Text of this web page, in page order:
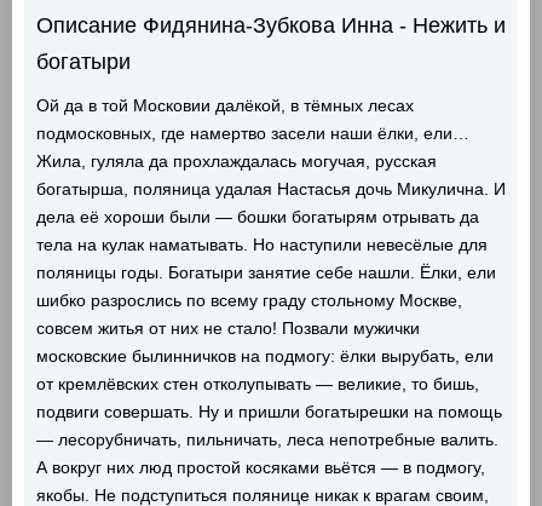
Описание Фидянина-Зубкова Инна - Нежить и
богатыри
Ой да в той Московии далёкой, в тёмных лесах
подмосковных, где намертво засели наши ёлки, ели…
Жила, гуляла да прохлаждалась могучая, русская
богатырша, поляница удалая Настасья дочь Микулична. И
дела её хороши были — бошки богатырям отрывать да
тела на кулак наматывать. Но наступили невесёлые для
поляницы годы. Богатыри занятие себе нашли. Ёлки, ели
шибко разрослись по всему граду стольному Москве,
совсем житья от них не стало! Позвали мужички
московские былинничков на подмогу: ёлки вырубать, ели
от кремлёвских стен отколупывать — великие, то бишь,
подвиги совершать. Ну и пришли богатырешки на помощь
— лесорубничать, пильничать, леса непотребные валить.
А вокруг них люд простой косяками вьётся — в подмогу,
якобы. Не подступиться полянице никак к врагам своим,